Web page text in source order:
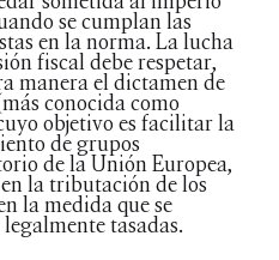
se cumplan las
en la norma. La lucha
fiscal debe respetar,
manera el dictamen de
conocida como
objetivo es facilitar la
de grupos
de la Unión Europea,
la tributación de los
la medida que se
tasadas.